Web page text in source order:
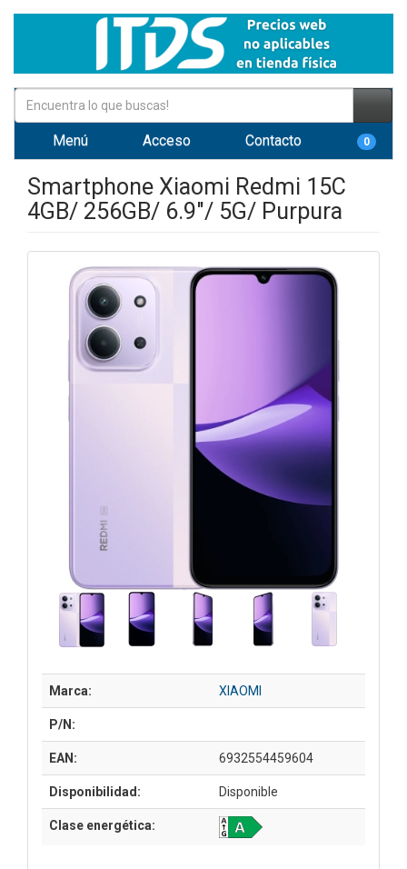
Menú Acceso Contacto 0
Smartphone Xiaomi Redmi 15C
4GB/ 256GB/ 6.9"/ 5G/ Purpura
Marca: XIAOMI
P/N:
EAN: 6932554459604
Disponibilidad: Disponible
Clase energética: